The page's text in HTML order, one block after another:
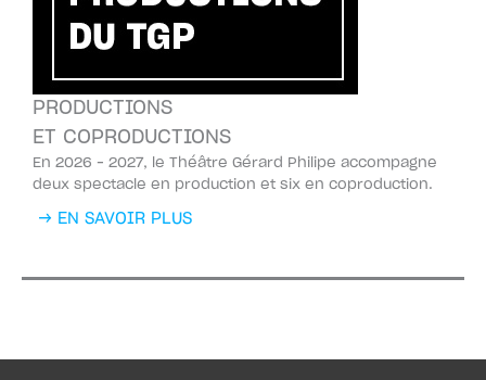
PRODUCTIONS
ET COPRODUCTIONS
En 2026 – 2027, le Théâtre Gérard Philipe accompagne
deux spectacle en production et six en coproduction.
→ EN SAVOIR PLUS